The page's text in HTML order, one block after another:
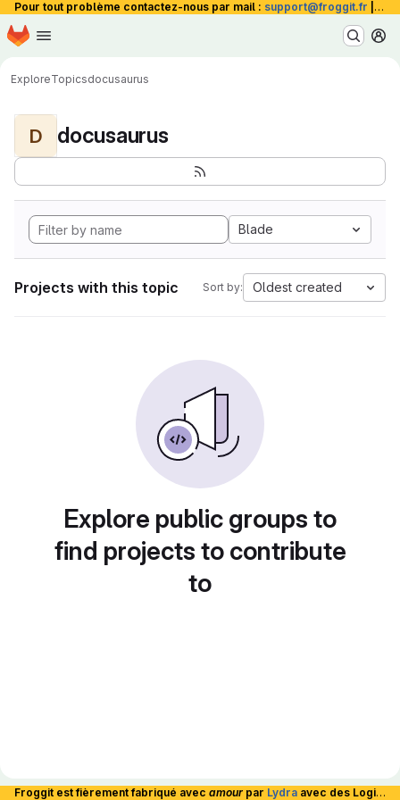
Pour tout problème contactez-nous par mail : support@froggit.fr La
Skip to main content
Homepage
ExploreTopicsdocusaurus
D docusaurus
Blade
Projects with this topic Sort by: Oldest created
Explore public groups to
find projects to contribute
to
Froggit est fièrement fabriqué avec amour par Lydra avec des Logiciels Libres et hébergé en